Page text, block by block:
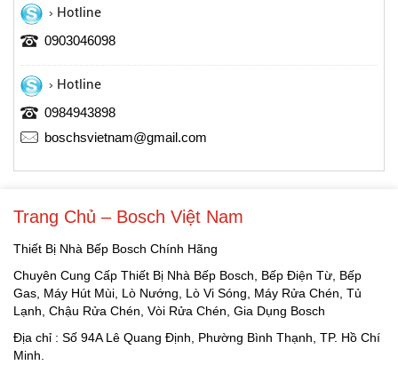
Hotline
0903046098
Hotline
0984943898
boschsvietnam@gmail.com
Trang Chủ – Bosch Việt Nam
Thiết Bị Nhà Bếp Bosch Chính Hãng
Chuyên Cung Cấp Thiết Bị Nhà Bếp Bosch, Bếp Điện Từ, Bếp
Gas, Máy Hút Mùi, Lò Nướng, Lò Vi Sóng, Máy Rửa Chén, Tủ
Lạnh, Chậu Rửa Chén, Vòi Rửa Chén, Gia Dụng Bosch
Địa chỉ : Số 94A Lê Quang Định, Phường Bình Thạnh, TP. Hồ Chí
Minh.